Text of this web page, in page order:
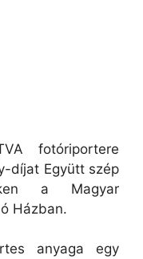
fotóriportere
díjat Együtt szép
a Magyar
Házban.
anyaga egy